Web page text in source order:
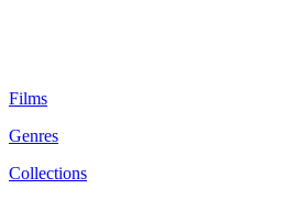
Films
Genres
Collections